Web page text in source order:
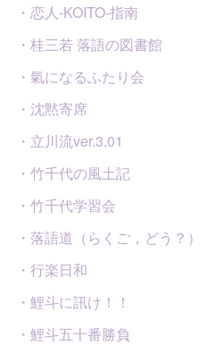
・恋人-KOITO-指南
・桂三若 落語の図書館
・氣になるふたり会
・沈黙寄席
・立川流ver.3.01
・竹千代の風土記
・竹千代学習会
・落語道（らくご，どう？）
・行楽日和
・鯉斗に訊け！！
・鯉斗五十番勝負